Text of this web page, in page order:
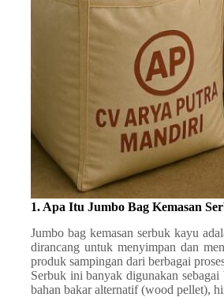
1. Apa Itu Jumbo Bag Kemasan
Jumbo bag kemasan serbuk kayu
dirancang untuk menyimpan dan
produk sampingan dari berbagai
Serbuk ini banyak digunakan
bahan bakar alternatif (wood pellet),